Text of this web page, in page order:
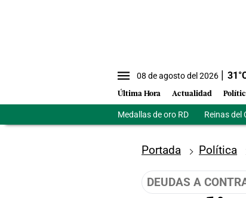
08 de agosto del 2026 31
Última Hora Actualidad
Medallas de oro RD Reinas del
Portada Política
DEUDAS A